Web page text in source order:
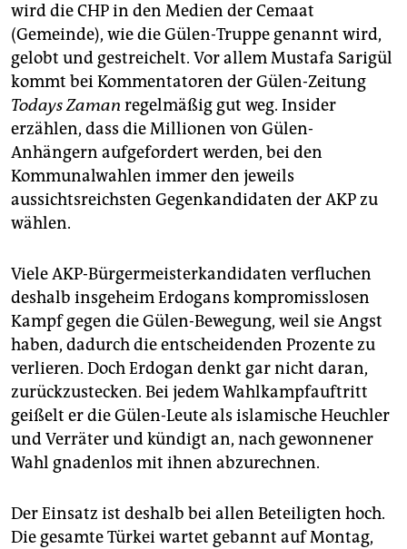
wird die CHP in den Medien der Cemaat
(Gemeinde), wie die Gülen-Truppe genannt wird,
gelobt und gestreichelt. Vor allem Mustafa Sarigül
kommt bei Kommentatoren der Gülen-Zeitung
Todays Zaman regelmäßig gut weg. Insider
erzählen, dass die Millionen von Gülen-
Anhängern aufgefordert werden, bei den
Kommunalwahlen immer den jeweils
aussichtsreichsten Gegenkandidaten der AKP zu
wählen.
Viele AKP-Bürgermeisterkandidaten verfluchen
deshalb insgeheim Erdogans kompromisslosen
Kampf gegen die Gülen-Bewegung, weil sie Angst
haben, dadurch die entscheidenden Prozente zu
verlieren. Doch Erdogan denkt gar nicht daran,
zurückzustecken. Bei jedem Wahlkampfauftritt
geißelt er die Gülen-Leute als islamische Heuchler
und Verräter und kündigt an, nach gewonnener
Wahl gnadenlos mit ihnen abzurechnen.
Der Einsatz ist deshalb bei allen Beteiligten hoch.
Die gesamte Türkei wartet gebannt auf Montag,